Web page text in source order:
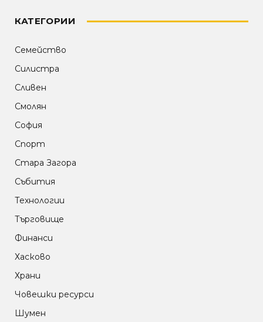
КАТЕГОРИИ
Семейство
Силистра
Сливен
Смолян
София
Спорт
Стара Загора
Събития
Технологии
Търговище
Финанси
Хасково
Храни
Човешки ресурси
Шумен